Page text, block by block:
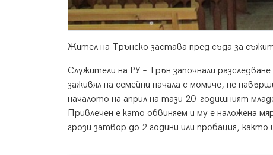
Жител на Трънско застава пред съда за
Служители на РУ – Трън започнали
заживял на семейни начала с момиче, не
началото на април на тази 20-годишният
Привлечен е като обвиняем и му е наложена
грози затвор до 2 години или пробация,